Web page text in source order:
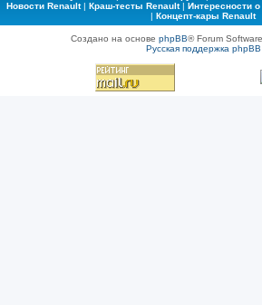
Новости Renault| Краш-тесты Renault| Интересности
| Концепт-кары Renault
Создано на основе phpBB® Forum
Русская поддержка phpBB